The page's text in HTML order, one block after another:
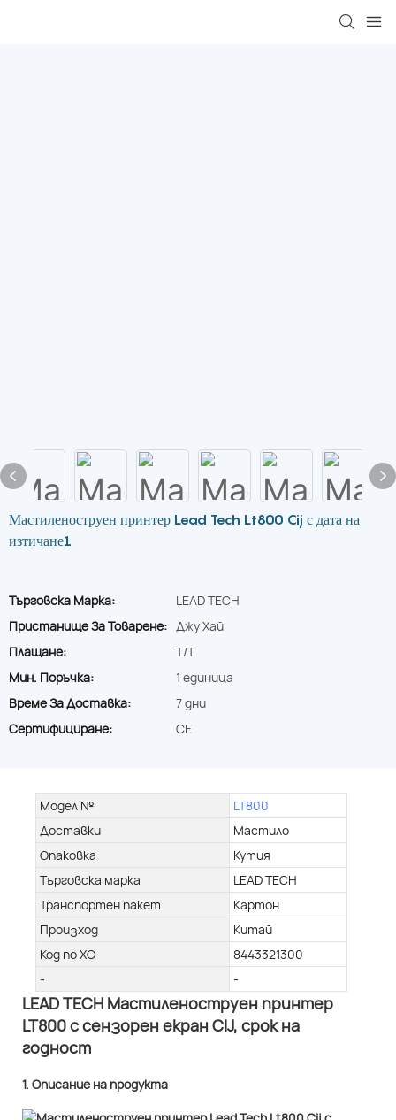
Мастиленоструен принтер Lead Tech Lt800 Cij с дата на
изтичане1
Търговска Марка:
LEAD TECH
Пристанище За Товарене: Джу Хай
Плащане:
T/T
Мин. Поръчка:
1 единица
Време За Доставка:
7 дни
Сертифициране:
CE
Модел №
LT800
Доставки
Мастило
Опаковка
Кутия
Търговска марка
LEAD TECH
Транспортен пакет
Картон
Произход
Китай
Код по ХС
8443321300
-
-
LEAD TECH Мастиленоструен принтер
LT800 с сензорен екран CIJ, срок на
годност
1. Описание на продукта